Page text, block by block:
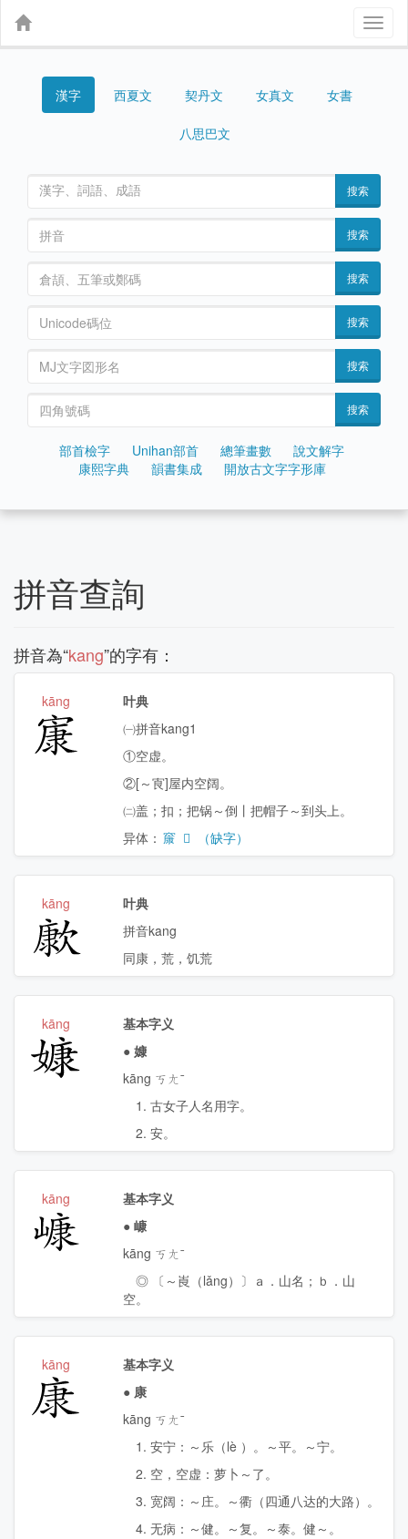
漢字 西夏文 契丹文 女真文 女書
八思巴文
搜索
搜索
搜索
搜索
搜索
搜索
部首檢字 Unihan部首 總筆畫數
說文解字
康熙字典
韻書集成 開放古文字字形庫
拼音查詢
拼音為“kang”的字有：
㝩
kāng
叶典
㈠拼音kang1
①空虚。
②[～㝗]屋内空阔。
㈡盖；扣；把锅～倒丨把帽子～到头上。
异体： 䆲 𡪼 （缺字）
㱂
kāng
叶典
拼音kang
同康，荒，饥荒
嫝
kāng
基本字义
● 嫝
kāng ㄎㄤˉ
1. 古女子人名用字。
2. 安。
嵻
kāng
基本字义
● 嵻
kāng ㄎㄤˉ
◎ 〔～崀（lǎng）〕ａ．山名；ｂ．山
空。
康
kāng
基本字义
● 康
kāng ㄎㄤˉ
1. 安宁：～乐（lè ）。～平。～宁。
2. 空，空虚：萝卜～了。
3. 宽阔：～庄。～衢（四通八达的大路）。
4. 无病：～健。～复。～泰。健～。